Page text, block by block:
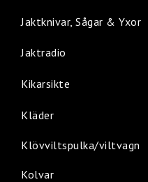
Jaktknivar, Sågar & Yxor
Jaktradio
Kikarsikte
Kläder
Klövviltspulka/viltvagn
Kolvar